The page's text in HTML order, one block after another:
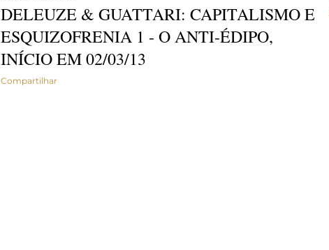
DELEUZE & GUATTARI: CAPITALISMO E
ESQUIZOFRENIA 1 - O ANTI-ÉDIPO,
INÍCIO EM 02/03/13
Compartilhar